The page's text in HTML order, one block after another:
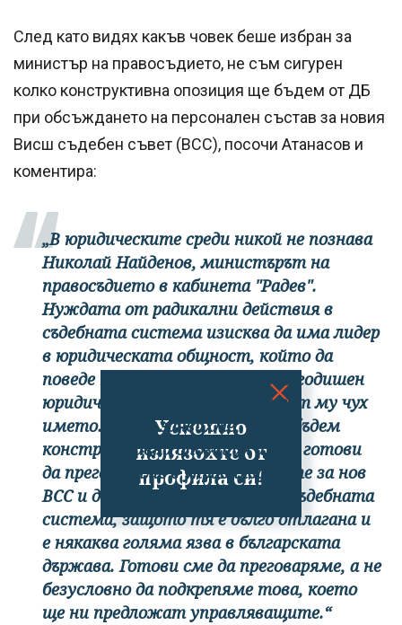
Успешно
излязохте от
профила си!
След като видях какъв човек беше избран за
министър на правосъдието, не съм сигурен
колко конструктивна опозиция ще бъдем от ДБ
при обсъждането на персонален състав за новия
Висш съдебен съвет (ВСС), посочи Атанасов и
коментира:
„В юридическите среди никой не познава
Николай Найденов, министърът на
правосъдието в кабинета "Радев".
Нуждата от радикални действия в
съдебната система изисква да има лидер
в юридическата общност, който да
поведе тази битка, аз съм с 40-годишен
юридически опит, но за пръв път му чух
името. ... Ние заявихме, че ще бъдем
конструктивна опозиция и сме готови
да преговаряме с управляващите за нов
ВСС и да се започне реформа в съдебната
система, защото тя е дълго отлагана и
е някаква голяма язва в българската
държава. Готови сме да преговаряме, а не
безусловно да подкрепяме това, което
ще ни предложат управляващите.“